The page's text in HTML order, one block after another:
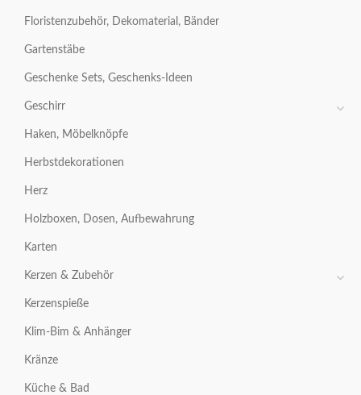
Floristenzubehör, Dekomaterial, Bänder
Gartenstäbe
Geschenke Sets, Geschenks-Ideen
Geschirr
Haken, Möbelknöpfe
Herbstdekorationen
Herz
Holzboxen, Dosen, Aufbewahrung
Karten
Kerzen & Zubehör
Kerzenspieße
Klim-Bim & Anhänger
Kränze
Küche & Bad